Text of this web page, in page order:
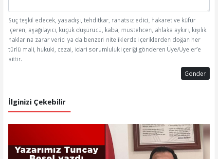
Suç teşkil edecek, yasadışı, tehditkar, rahatsız edici, hakaret ve küfür
içeren, aşağılayıcı, küçük düşürücü, kaba, müstehcen, ahlaka aykırı, kişilik
haklarına zarar verici ya da benzeri niteliklerde içeriklerden doğan her
türlü mali, hukuki, cezai, idari sorumluluk içeriği gönderen Üye/Üyeler’e
aittir.
Gönder
İlginizi Çekebilir